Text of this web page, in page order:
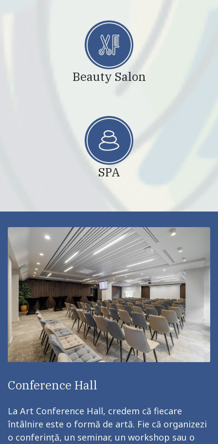
Beauty Salon
SPA
Conference Hall
La Art Conference Hall, credem că fiecare
întâlnire este o formă de artă. Fie că organizezi
o conferință, un seminar, un workshop sau o